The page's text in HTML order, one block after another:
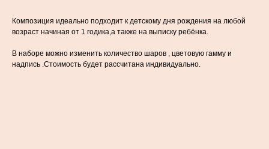
Композиция идеально подходит к детскому дня рождения на любой
возраст начиная от 1 годика,а также на выписку ребёнка.
В наборе можно изменить количество шаров , цветовую гамму и
надпись .Стоимость будет рассчитана индивидуально.